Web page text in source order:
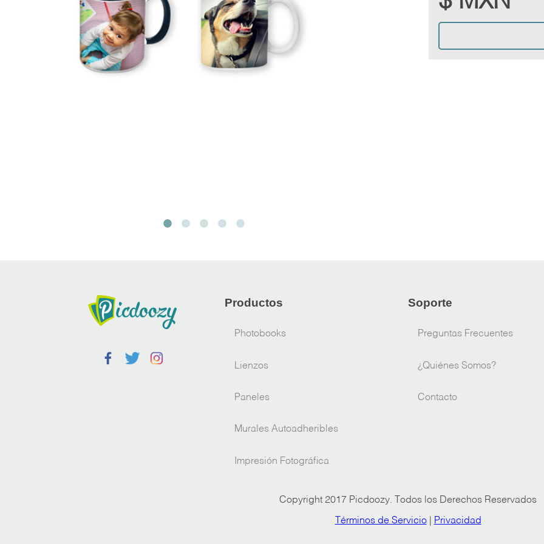
Productos
Photobooks
Lienzos
Paneles
Murales Autoadheribles
Impresión Fotográfica
Soporte
Preguntas Frecuentes
¿Quiénes Somos?
Contacto
Copyright 2017 Picdoozy. Todos los Derechos Reservados
Términos de Servicio| Privacidad